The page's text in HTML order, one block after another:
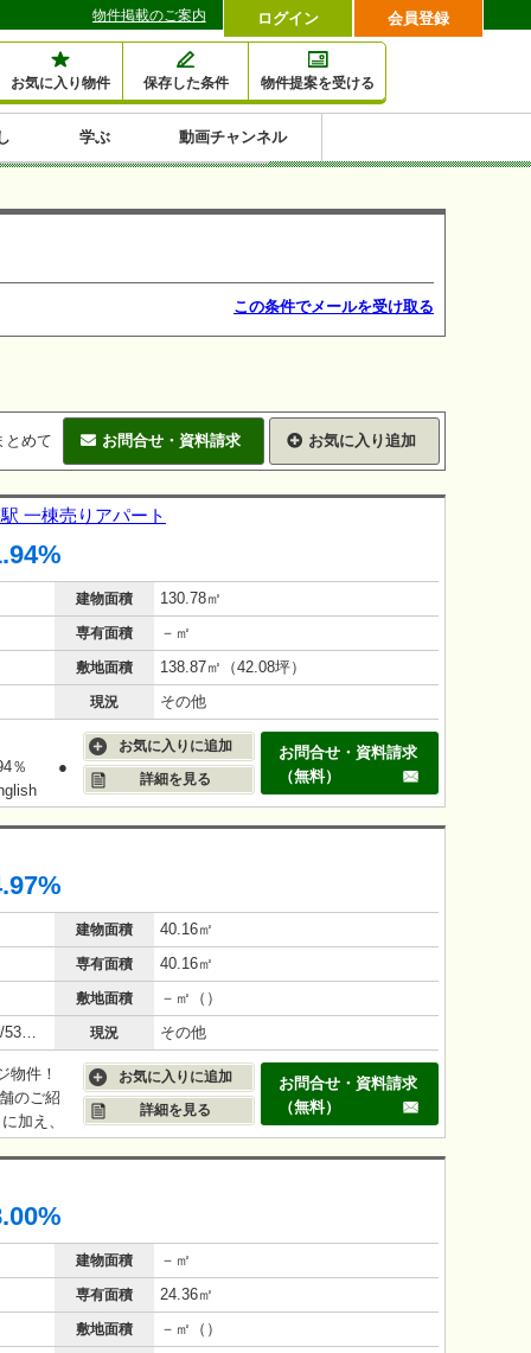
お気に入り物件 保存した条件 物件提案を受ける
学ぶ 動画チャンネル
ログイン 会員登録
物件掲載のご案内
この条件でメールを受け取る
とめて お気に入り追加
お問合せ・資料請求
一棟売りアパート
建物面積 130.78㎡
専有面積 －㎡
敷地面積 138.87㎡（42.08坪）
現況 その他
％ ●
お気に入りに追加
詳細を見る
お問合せ・資料請求
（無料）
建物面積 40.16㎡
専有面積 40.16㎡
敷地面積
－㎡（）
鉄骨鉄筋コンクリート造（SRC造）/53年(1972年11月)
現況 その他
物件！
のご紹
加え、
、駅近
きるので
お気に入りに追加
詳細を見る
お問合せ・資料請求
（無料）
建物面積 －㎡
専有面積 24.36㎡
敷地面積
－㎡（）